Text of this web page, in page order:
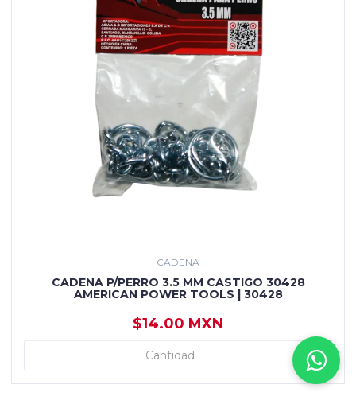
CADENA
CADENA P/PERRO 3.5 MM CASTIGO 30428
AMERICAN POWER TOOLS | 30428
$14.00 MXN
+
-
+ AGREGAR